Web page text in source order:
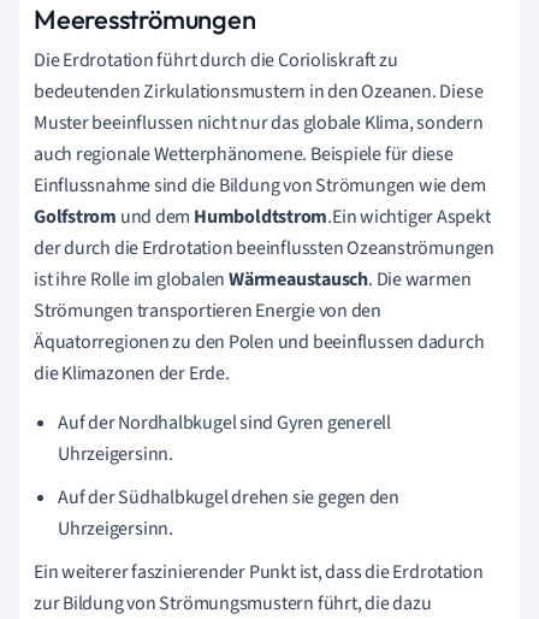
Meeresströmungen
Die Erdrotation führt durch die Corioliskraft zu
bedeutenden Zirkulationsmustern in den Ozeanen. Diese
Muster beeinflussen nicht nur das globale Klima, sondern
auch regionale Wetterphänomene. Beispiele für diese
Einflussnahme sind die Bildung von Strömungen wie dem
Golfstrom und dem Humboldtstrom.Ein wichtiger Aspekt
der durch die Erdrotation beeinflussten Ozeanströmungen
ist ihre Rolle im globalenWärmeaustausch. Die warmen
Strömungen transportieren Energie von den
Äquatorregionen zu den Polen und beeinflussen dadurch
die Klimazonen der Erde.
Auf der Nordhalbkugel sind Gyren generell
Uhrzeigersinn.
Auf der Südhalbkugel drehen sie gegen den
Uhrzeigersinn.
Ein weiterer faszinierender Punkt ist, dass die Erdrotation
zur Bildung von Strömungsmustern führt, die dazu